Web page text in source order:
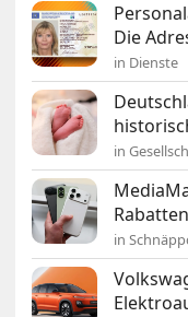
Die
in Dienste
in
Rabatten
in